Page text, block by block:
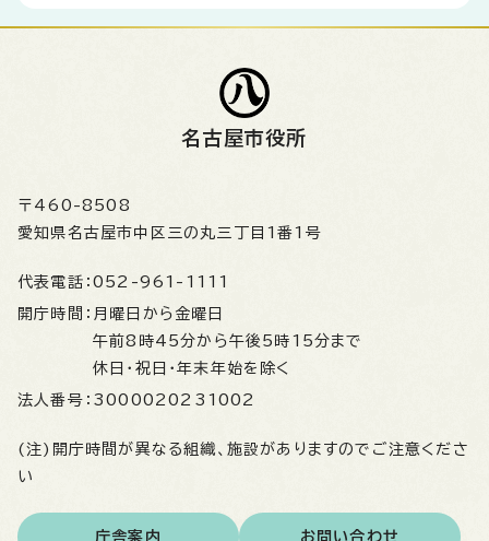
名古屋市役所
〒460-8508
愛知県名古屋市中区三の丸三丁目1番1号
代表電話： 052-961-1111
開庁時間： 月曜日から金曜日
午前8時45分から午後5時15分まで
休日・祝日・年末年始を除く
法人番号： 3000020231002
(注)開庁時間が異なる組織、施設がありますのでご注意くださ
い
庁舎案内 お問い合わせ